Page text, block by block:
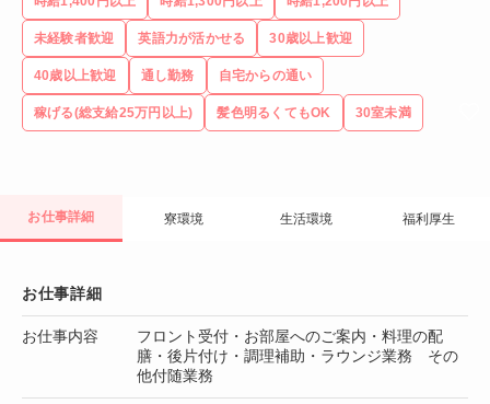
未経験者歓迎 英語力が活かせる 30歳以上歓迎
40歳以上歓迎 通し勤務 自宅からの通い
稼げる(総支給25万円以上) 髪色明るくてもOK 30室未満
お仕事詳細 寮環境 生活環境 福利厚生
お仕事詳細
お仕事内容
フロント受付・お部屋へのご案内・料理の配
膳・後片付け・調理補助・ラウンジ業務 その
他付随業務